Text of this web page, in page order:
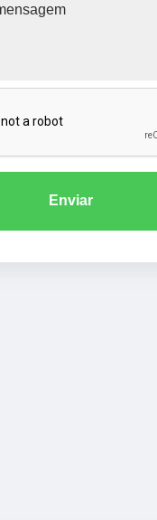
Enviar